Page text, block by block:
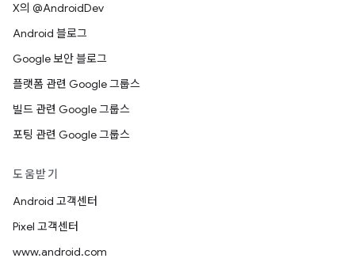
X의 @AndroidDev
Android 블로그
Google 보안 블로그
플랫폼 관련 Google 그룹스
빌드 관련 Google 그룹스
포팅 관련 Google 그룹스
도움받기
Android 고객센터
Pixel 고객센터
www.android.com